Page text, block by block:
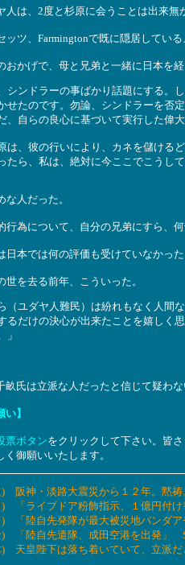
人は、2度と杉原に会うことは出来
ッツ、Farmingtonで既に隠居してい
おかげで、母と兄弟と一緒に日本を
、シンドラーの事ばかり話題にする。
せたのです。勿論、シンドラーを否
、自らの良心に基づいて実行した偉
原は、彼の行いにより、カネを儲ける
たら、私は、絶対に今ここでこうし
な人だった。
行為について、自分の兄弟にすら、
日本では何の評価も受けていなかっ
世を去る前年、こういった。
ら（ユダヤ人難民）は紛れもなく人間
るだけの決心が出来たことを嬉しく
」
畝氏は立派な人だったと信じて疑わ
】
票ボタンをクリックして下さい。皆
御願いいたします。
) 阪神・淡路大震災から１２年。黙祷
) 「ライブドア粉飾指示、１億円付
) 「陸自先発隊が最大被災地バンダ
) 「陸自先遣隊、成田空港を出発」
) 天皇陛下は落ち着いていて、立派